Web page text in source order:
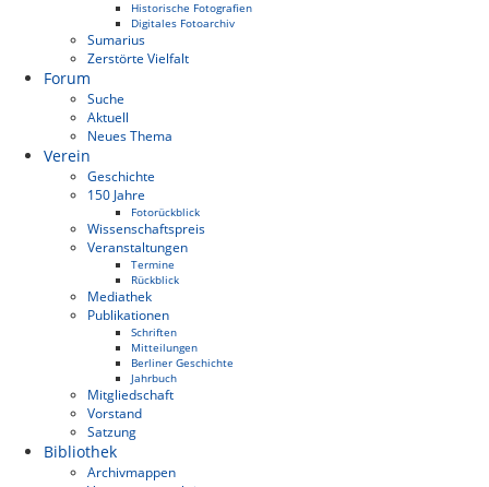
Historische Fotografien
Digitales Fotoarchiv
Sumarius
Zerstörte Vielfalt
Forum
Suche
Aktuell
Neues Thema
Verein
Geschichte
150 Jahre
Fotorückblick
Wissenschaftspreis
Veranstaltungen
Termine
Rückblick
Mediathek
Publikationen
Schriften
Mitteilungen
Berliner Geschichte
Jahrbuch
Mitgliedschaft
Vorstand
Satzung
Bibliothek
Archivmappen